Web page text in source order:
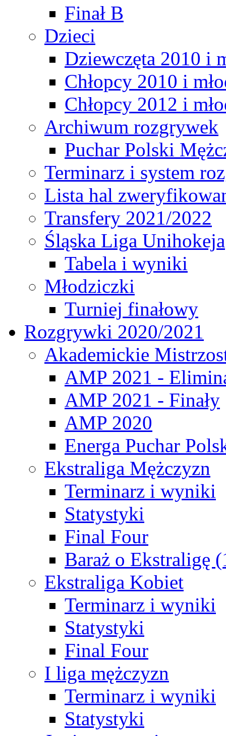
Finał B
Dzieci
Dziewczęta 2010 i
Chłopcy 2010 i
Chłopcy 2012 i
Archiwum rozgrywek
Puchar Polski
Terminarz i system
Lista hal
Transfery 2021/2022
Śląska Liga Unihokeja
Tabela i wyniki
Młodziczki
Turniej finałowy
Rozgrywki 2020/2021
Akademickie
AMP 2021 -
AMP 2021 - Finały
AMP 2020
Energa Puchar
Ekstraliga Mężczyzn
Terminarz i wyniki
Statystyki
Final Four
Baraż o Ekstraligę
Ekstraliga Kobiet
Terminarz i wyniki
Statystyki
Final Four
I liga mężczyzn
Terminarz i wyniki
Statystyki